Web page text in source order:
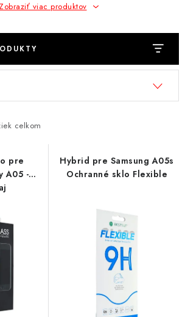
DISKY
NOTEBOOKOM A PC
Zobraziť viac produktov
celkom
pre
A05 -
Hybrid pre Samsung A05s
Ochranné sklo Flexible